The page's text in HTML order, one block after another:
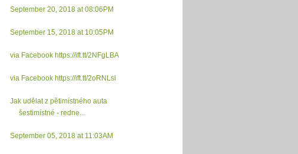
September 20, 2018 at 08:06PM
September 15, 2018 at 10:05PM
via Facebook https://ift.tt/2NFgLBA
via Facebook https://ift.tt/2oRNLsl
Jak udělat z pětimístného auta
šestimístné - redne...
September 05, 2018 at 11:03AM